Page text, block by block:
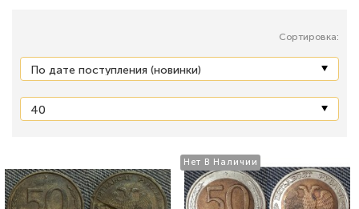
Сортировка:
Нет В Наличии